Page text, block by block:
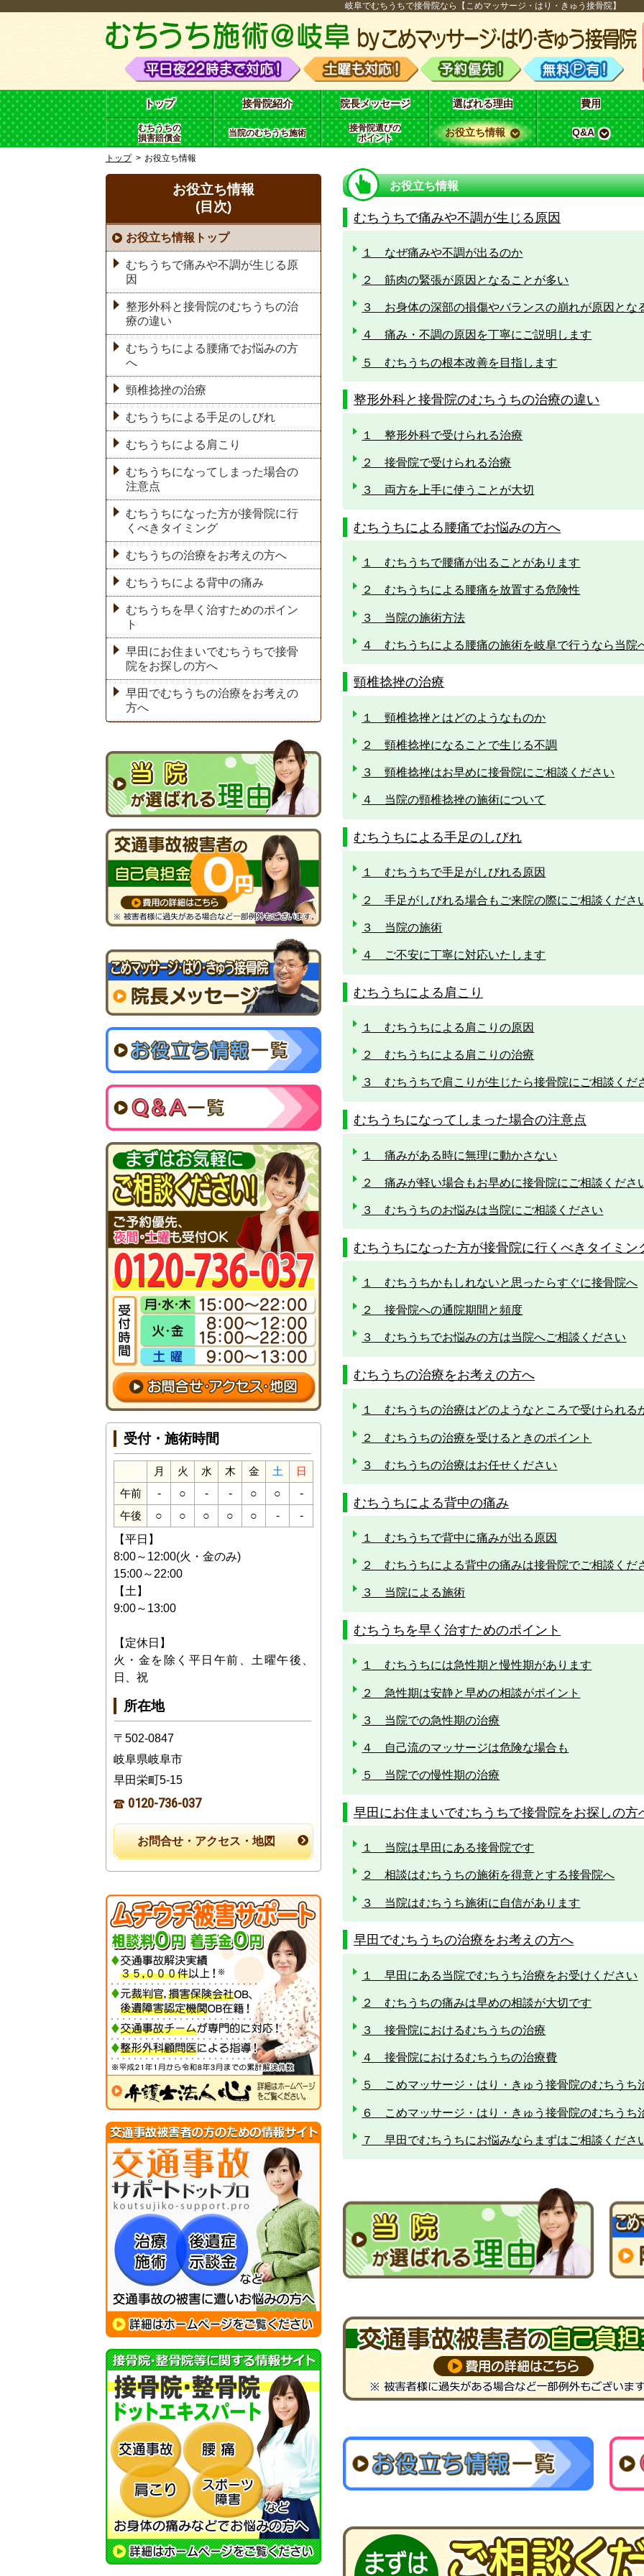
岐阜でむちうちで接骨院なら【こめマッサージ・はり・きゅう接骨院】
トップ 接骨院紹介 院長メッセージ 選ばれる理由 費用
むちうちの
損害賠償金
当院のむちうち施術
接骨院選びの
ポイント
お役立ち情報 Q&A
トップ お役立ち情報
お役立ち情報
むちうちで痛みや不調が生じる原因
１ なぜ痛みや不調が出るのか
２ 筋肉の緊張が原因となることが多い
３ お身体の深部の損傷やバランスの崩れが原因とな
４ 痛み・不調の原因を丁寧にご説明します
５ むちうちの根本改善を目指します
整形外科と接骨院のむちうちの治療の違い
１ 整形外科で受けられる治療
２ 接骨院で受けられる治療
３ 両方を上手に使うことが大切
むちうちによる腰痛でお悩みの方へ
１ むちうちで腰痛が出ることがあります
２ むちうちによる腰痛を放置する危険性
３ 当院の施術方法
４ むちうちによる腰痛の施術を岐阜で行うなら当院
頸椎捻挫の治療
１ 頸椎捻挫とはどのようなものか
２ 頸椎捻挫になることで生じる不調
３ 頸椎捻挫はお早めに接骨院にご相談ください
４ 当院の頸椎捻挫の施術について
むちうちによる手足のしびれ
１ むちうちで手足がしびれる原因
２ 手足がしびれる場合もご来院の際にご相談くださ
３ 当院の施術
４ ご不安に丁寧に対応いたします
むちうちによる肩こり
１ むちうちによる肩こりの原因
２ むちうちによる肩こりの治療
３ むちうちで肩こりが生じたら接骨院にご相談くだ
むちうちになってしまった場合の注意点
１ 痛みがある時に無理に動かさない
２ 痛みが軽い場合もお早めに接骨院にご相談くださ
３ むちうちのお悩みは当院にご相談ください
むちうちになった方が接骨院に行くべきタイミン
１ むちうちかもしれないと思ったらすぐに接骨院へ
２ 接骨院への通院期間と頻度
３ むちうちでお悩みの方は当院へご相談ください
むちうちの治療をお考えの方へ
１ むちうちの治療はどのようなところで受けられる
２ むちうちの治療を受けるときのポイント
３ むちうちの治療はお任せください
むちうちによる背中の痛み
１ むちうちで背中に痛みが出る原因
２ むちうちによる背中の痛みは接骨院でご相談くだ
３ 当院による施術
むちうちを早く治すためのポイント
１ むちうちには急性期と慢性期があります
２ 急性期は安静と早めの相談がポイント
３ 当院での急性期の治療
４ 自己流のマッサージは危険な場合も
５ 当院での慢性期の治療
早田にお住まいでむちうちで接骨院をお探しの方
１ 当院は早田にある接骨院です
２ 相談はむちうちの施術を得意とする接骨院へ
３ 当院はむちうち施術に自信があります
早田でむちうちの治療をお考えの方へ
１ 早田にある当院でむちうち治療をお受けください
２ むちうちの痛みは早めの相談が大切です
３ 接骨院におけるむちうちの治療
４ 接骨院におけるむちうちの治療費
５ こめマッサージ・はり・きゅう接骨院のむちうち
６ こめマッサージ・はり・きゅう接骨院のむちうち
７ 早田でむちうちにお悩みならまずはご相談くださ
お役立ち情報
(目次)
お役立ち情報トップ
むちうちで痛みや不調が生じる原
因
整形外科と接骨院のむちうちの治
療の違い
むちうちによる腰痛でお悩みの方
へ
頸椎捻挫の治療
むちうちによる手足のしびれ
むちうちによる肩こり
むちうちになってしまった場合の
注意点
むちうちになった方が接骨院に行
くべきタイミング
むちうちの治療をお考えの方へ
むちうちによる背中の痛み
むちうちを早く治すためのポイン
ト
早田にお住まいでむちうちで接骨
院をお探しの方へ
早田でむちうちの治療をお考えの
方へ
受付・施術時間
月 火 水 木 金 土
日
午前
- ○ - - ○ ○ -
午後 ○ ○ ○ ○ ○ -
-
【平日】
8:00～12:00(火・金のみ)
15:00～22:00
【土】
9:00～13:00
【定休日】
火・金を除く平日午前、土曜午後、
日、祝
所在地
〒502-0847
岐阜県岐阜市
早田栄町5-15
0120-736-037
お問合せ・アクセス・地図